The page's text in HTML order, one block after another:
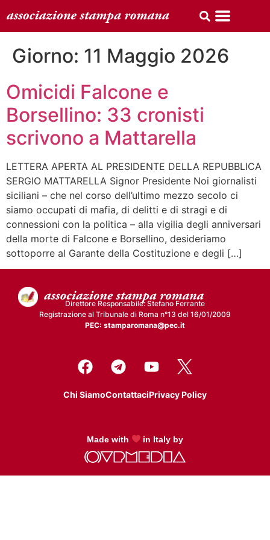
Giorno: 11 Maggio 2026
Omicidi Falcone e
Borsellino: 33 cronisti
scrivono a Mattarella
LETTERA APERTA AL PRESIDENTE DELLA REPUBBLICA
SERGIO MATTARELLA Signor Presidente Noi giornalisti
siciliani – che nel corso dell’ultimo mezzo secolo ci
siamo occupati di mafia, di delitti e di stragi e di
connessioni con la politica – alla vigilia degli anniversari
della morte di Falcone e Borsellino, desideriamo
sottoporre al Garante della Costituzione e degli […]
Direttore Responsabile: Stefano Ferrante
Registrazione al Tribunale di Roma n°13 del 16/01/2009
PEC: stamparomana@pec.it
Chi SiamoContattaciPrivacy Policy
Made with in Italy by